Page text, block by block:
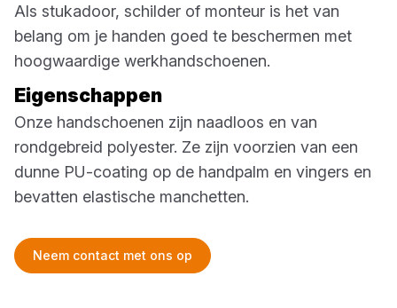
Als stukadoor, schilder of monteur is het van
belang om je handen goed te beschermen met
hoogwaardige werkhandschoenen.
Eigenschappen
Onze handschoenen zijn naadloos en van
rondgebreid polyester. Ze zijn voorzien van een
dunne PU-coating op de handpalm en vingers en
bevatten elastische manchetten.
Neem contact met ons op